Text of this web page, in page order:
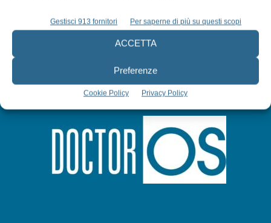
Gestisci 913 fornitori Per saperne di più su questi scopi
ACCETTA
Preferenze
Cookie Policy Privacy Policy